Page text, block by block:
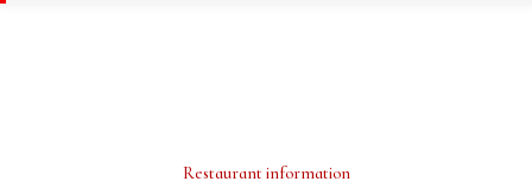
Restaurant information